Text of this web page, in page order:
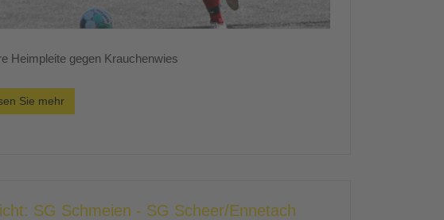
Heimpleite gegen Krauchenwies
Sie mehr
SG Schmeien - SG Scheer/Ennetach